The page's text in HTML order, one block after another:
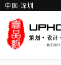
中国·深圳